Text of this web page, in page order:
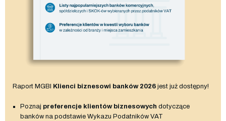
Raport MGBI Klienci biznesowi banków 2026 jest już dostępny!
Poznaj preferencje klientów biznesowych dotyczące
banków na podstawie Wykazu Podatników VAT